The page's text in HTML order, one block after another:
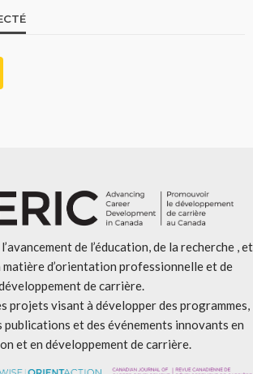
de l’éducation, de la recherche , et
matière d’orientation professionnelle et de
de carrière.
projets visant à développer des programmes,
publications et des événements innovants en
et en développement de carrière.